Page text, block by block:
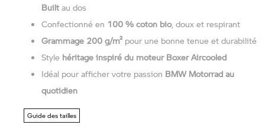
Built au dos
Confectionné en 100 % coton bio, doux et respirant
Grammage 200 g/m² pour une bonne tenue et durabilité
Style héritage inspiré du moteur Boxer Aircooled
Idéal pour afficher votre passion BMW Motorrad au
quotidien
Guide des tailles